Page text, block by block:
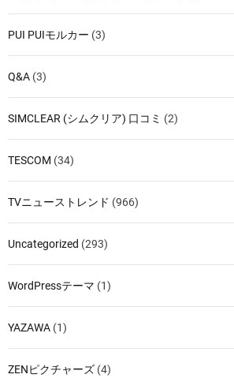
PUI PUIモルカー (3)
Q&A (3)
SIMCLEAR (シムクリア) 口コミ (2)
TESCOM (34)
TVニューストレンド (966)
Uncategorized (293)
WordPressテーマ (1)
YAZAWA (1)
ZENピクチャーズ (4)